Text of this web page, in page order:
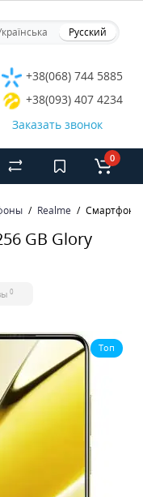
Русский
+38(068) 744 5885
+38(093) 407 4234
Заказать звонок
0
Realme Смартфон
GB Glory
0
Топ